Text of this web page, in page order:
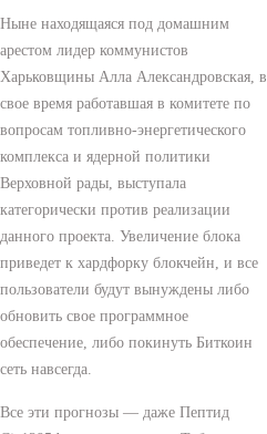
Ныне находящаяся под домашним
арестом лидер коммунистов
Харьковщины Алла Александровская, в
свое время работавшая в комитете по
вопросам топливно-энергетического
комплекса и ядерной политики
Верховной рады, выступала
категорически против реализации
данного проекта. Увеличение блока
приведет к хардфорку блокчейн, и все
пользователи будут вынуждены либо
обновить свое программное
обеспечение, либо покинуть Биткоин
сеть навсегда.
Все эти прогнозы — даже Пептид